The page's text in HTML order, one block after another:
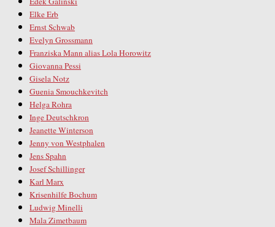
Elke Erb
Ernst Schwab
Evelyn Grossmann
Franziska Mann alias Lola Horowitz
Giovanna Pessi
Gisela Notz
Guenia Smouchkevitch
Helga Rohra
Inge Deutschkron
Jeanette Winterson
Jenny von Westphalen
Jens Spahn
Josef Schillinger
Karl Marx
Krisenhilfe Bochum
Ludwig Minelli
Mala Zimetbaum